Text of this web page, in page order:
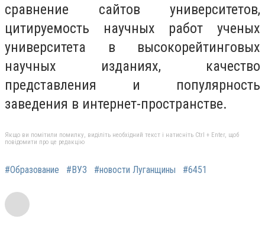
сравнение сайтов университетов,
цитируемость научных работ ученых
университета в высокорейтинговых
научных изданиях, качество
представления и популярность
заведения в интернет-пространстве.
Якщо ви помітили помилку, виділіть необхідний текст і натисніть Ctrl + Enter, щоб
повідомити про це редакцію
#Образование #ВУЗ #новости Луганщины #6451